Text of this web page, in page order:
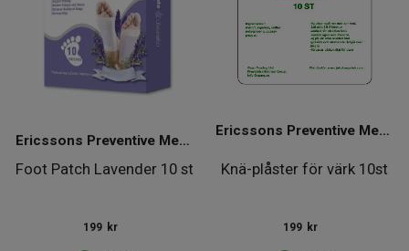
Foot Patch Lavender 10 st
Ericssons Preventive Medical Group
199 kr
Knä-plåster för värk 10st
Ericssons Preventive Medical Group
199 kr